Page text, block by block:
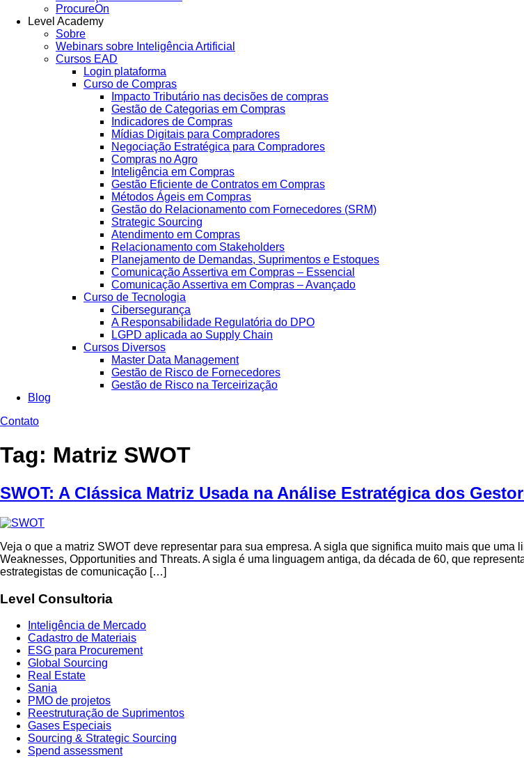
ProcureOn
Level Academy
Sobre
Webinars sobre Inteligência Artificial
Cursos EAD
Login plataforma
Curso de Compras
Impacto Tributário nas decisões de compras
Gestão de Categorias em Compras
Indicadores de Compras
Mídias Digitais para Compradores
Negociação Estratégica para Compradores
Compras no Agro
Inteligência em Compras
Gestão Eficiente de Contratos em Compras
Métodos Ágeis em Compras
Gestão do Relacionamento com Fornecedores (SRM)
Strategic Sourcing
Atendimento em Compras
Relacionamento com Stakeholders
Planejamento de Demandas, Suprimentos e Estoques
Comunicação Assertiva em Compras – Essencial
Comunicação Assertiva em Compras – Avançado
Curso de Tecnologia
Cibersegurança
A Responsabilidade Regulatória do DPO
LGPD aplicada ao Supply Chain
Cursos Diversos
Master Data Management
Gestão de Risco de Fornecedores
Gestão de Risco na Terceirização
Blog
Contato
Tag: Matriz SWOT
SWOT: A Clássica Matriz Usada na Análise Estratégica dos
Veja o que a matriz SWOT deve representar para sua empresa. A sigla que significa muito mais que
Weaknesses, Opportunities and Threats. A sigla é uma linguagem antiga, da década de 60, que
estrategistas de comunicação […]
Level Consultoria
Inteligência de Mercado
Cadastro de Materiais
ESG para Procurement
Global Sourcing
Real Estate
Sania
PMO de projetos
Reestruturação de Suprimentos
Gases Especiais
Sourcing & Strategic Sourcing
Spend assessment